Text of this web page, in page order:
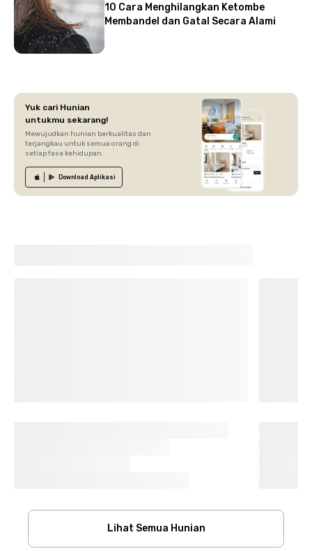
10 Cara Menghilangkan Ketombe
Membandel dan Gatal Secara Alami
Yuk cari Hunian
untukmu sekarang!
Mewujudkan hunian berkualitas dan
terjangkau untuk semua orang di
setiap fase kehidupan.
Download Aplikasi
Lihat Semua Hunian